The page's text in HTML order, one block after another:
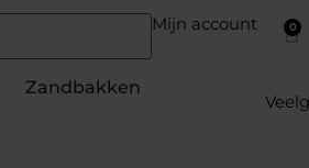
Mijn account 0
Zandbakken